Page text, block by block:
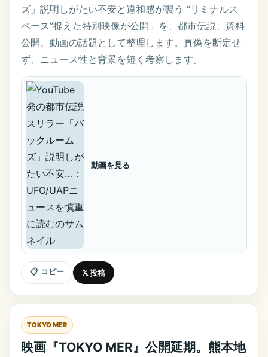
ズ」説明しがたい不安と違和感が襲う “リミナルス
ペース”捉えた特別映像が公開」を、都市伝説、資料
公開、動画の話題として整理します。真偽を断定せ
ず、ニュース性と背景を短く考察します。
動画を見る
📋 コピー 𝕏 投稿
TOKYO MER
映画『TOKYO MER』公開延期。熊本地